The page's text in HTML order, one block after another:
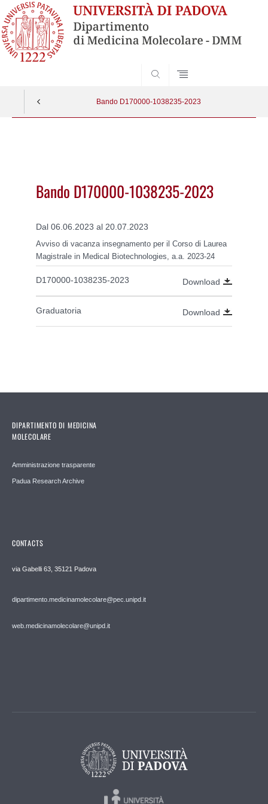
Bando D170000-1038235-2023
Bando D170000-1038235-2023
Dal 06.06.2023 al 20.07.2023
Avviso di vacanza insegnamento per il Corso di Laurea
Magistrale in Medical Biotechnologies, a.a. 2023-24
D170000-1038235-2023 Download
Graduatoria Download
DIPARTIMENTO DI MEDICINA
MOLECOLARE
Amministrazione trasparente
Padua Research Archive
CONTACTS
via Gabelli 63, 35121 Padova
dipartimento.medicinamolecolare@pec.unipd.it
web.medicinamolecolare@unipd.it